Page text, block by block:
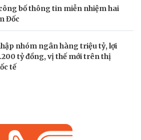
bố thông tin miễn nhiệm hai
Đốc
nhóm ngân hàng triệu tỷ, lợi
tỷ đồng, vị thế mới trên thị
tế